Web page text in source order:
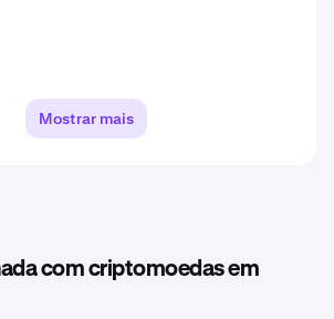
Mostrar mais
com criptomoedas em